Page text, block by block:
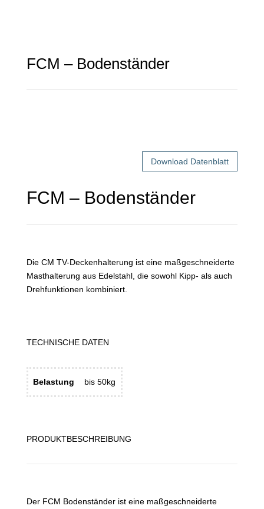
FCM – Bodenständer
Download Datenblatt
FCM – Bodenständer
Die CM TV-Deckenhalterung ist eine maßgeschneiderte
Masthalterung aus Edelstahl, die sowohl Kipp- als auch
Drehfunktionen kombiniert.
TECHNISCHE DATEN
Belastung bis 50kg
PRODUKTBESCHREIBUNG
Der FCM Bodenständer ist eine maßgeschneiderte